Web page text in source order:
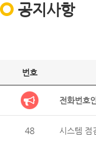
공지사항
번호
전화번호
48 시스템 점